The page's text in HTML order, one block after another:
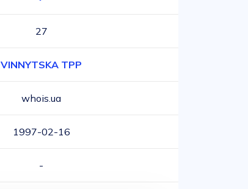
27
VINNYTSKA TPP
whois.ua
1997-02-16
-